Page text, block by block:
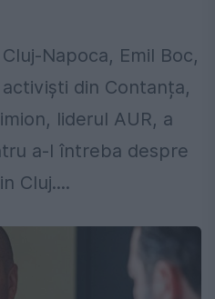
Napoca, Emil Boc,
din Contanța,
liderul AUR, a
a-l întreba despre
Cluj....